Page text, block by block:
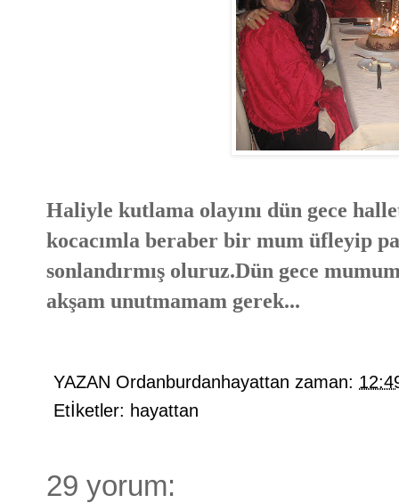
Haliyle kutlama olayını dün gece
kocacımla beraber bir mum üfleyip
sonlandırmış oluruz.Dün gece
akşam unutmamam gerek...
YAZAN Ordanburdanhayattan zaman:
Etİketler: hayattan
29 yorum: